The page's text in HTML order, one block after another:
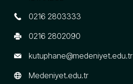
0216 2803333
0216 2802090
kutuphane@medeniyet.edu.tr
Medeniyet.edu.tr